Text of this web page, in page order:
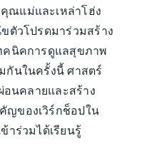
แม่และเหล่าโฮ่ง
ตัวโปรดมาร่วมสร้าง
คนิคการดูแลสุขภาพ
กันในครั้งนี้ ศาสตร์
อนคลายและสร้าง
ญของเวิร์กช็อปใน
าร่วมได้เรียนรู้